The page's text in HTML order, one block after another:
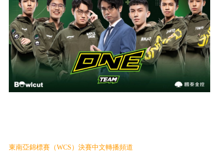
東南亞錦標賽（WCS）決賽中文轉播頻道